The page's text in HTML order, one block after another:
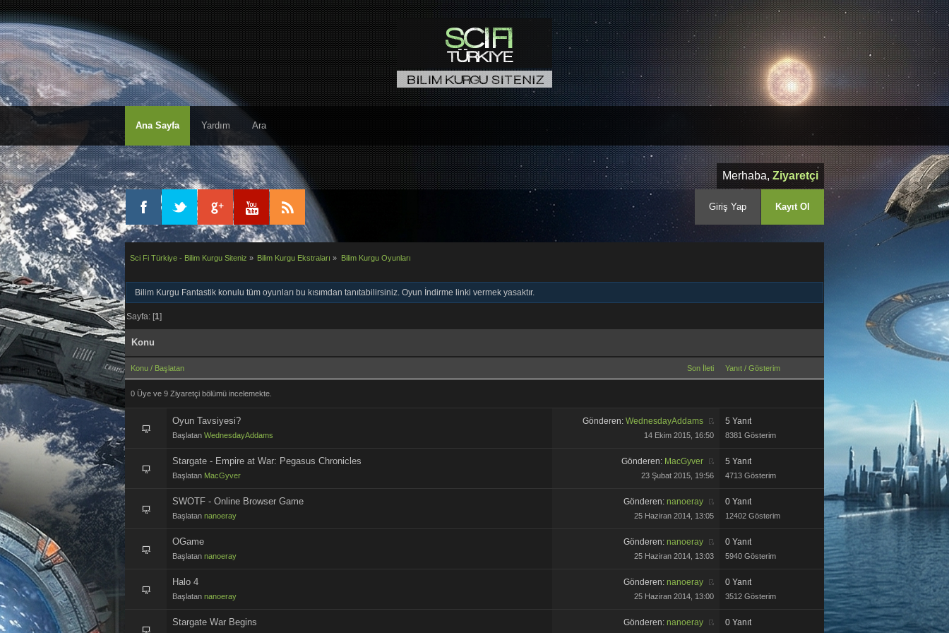
Ana Sayfa Yardım Ara
Merhaba,Ziyaretçi
Giriş Yap Kayıt Ol
Sci Fi Türkiye - Bilim Kurgu Siteniz » Bilim Kurgu Ekstraları » Bilim Kurgu Oyunları
Bilim Kurgu Fantastik konulu tüm oyunları bu kısımdan tanıtabilirsiniz. Oyun İndirme linki vermek yasaktır.
Sayfa: [1]
Konu
Konu / Başlatan Son İleti Yanıt / Gösterim
0 Üye ve 9 Ziyaretçi bölümü incelemekte.
Oyun Tavsiyesi?
Başlatan WednesdayAddams
Gönderen: WednesdayAddams
14 Ekim 2015, 16:50
5 Yanıt
8381 Gösterim
Stargate - Empire at War: Pegasus Chronicles
Başlatan MacGyver
Gönderen: MacGyver
23 Şubat 2015, 19:56
5 Yanıt
4713 Gösterim
SWOTF - Online Browser Game
Başlatan nanoeray
Gönderen: nanoeray
25 Haziran 2014, 13:05
0 Yanıt
12402 Gösterim
OGame
Başlatan nanoeray
Gönderen: nanoeray
25 Haziran 2014, 13:03
0 Yanıt
5940 Gösterim
Halo 4
Başlatan nanoeray
Gönderen: nanoeray
25 Haziran 2014, 13:00
0 Yanıt
3512 Gösterim
Stargate War Begins Gönderen: nanoeray 0 Yanıt